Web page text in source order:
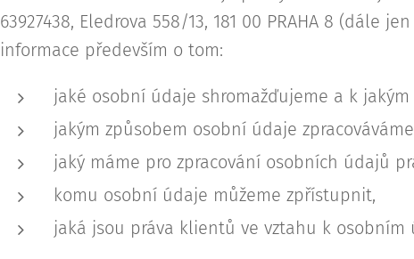
63927438, Eledrova 558/13, 181 00 PRAHA 8 (dále
informace především o tom:
jaké osobní údaje shromažďujeme a k
jakým způsobem osobní údaje
jaký máme pro zpracování osobních údajů
komu osobní údaje můžeme zpřístupnit,
jaká jsou práva klientů ve vztahu k osobním